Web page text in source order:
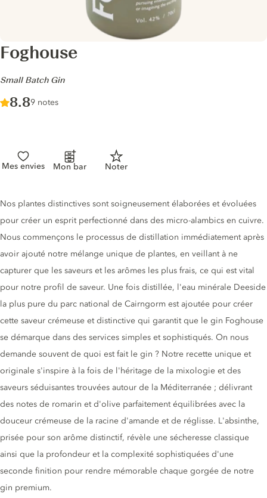
Foghouse
-
Small Batch Gin
Score :
8.8/ 10
9 notes
Mes envies Mon bar Noter
Description du gin
Nos plantes distinctives sont soigneusement élaborées et évoluées
pour créer un esprit perfectionné dans des micro-alambics en cuivre.
Nous commençons le processus de distillation immédiatement après
avoir ajouté notre mélange unique de plantes, en veillant à ne
capturer que les saveurs et les arômes les plus frais, ce qui est vital
pour notre profil de saveur. Une fois distillée, l'eau minérale Deeside
la plus pure du parc national de Cairngorm est ajoutée pour créer
cette saveur crémeuse et distinctive qui garantit que le gin Foghouse
se démarque dans des services simples et sophistiqués. On nous
demande souvent de quoi est fait le gin ? Notre recette unique et
originale s'inspire à la fois de l'héritage de la mixologie et des
saveurs séduisantes trouvées autour de la Méditerranée ; délivrant
des notes de romarin et d'olive parfaitement équilibrées avec la
douceur crémeuse de la racine d'amande et de réglisse. L'absinthe,
prisée pour son arôme distinctif, révèle une sécheresse classique
ainsi que la profondeur et la complexité sophistiquées d'une
seconde finition pour rendre mémorable chaque gorgée de notre
gin premium.